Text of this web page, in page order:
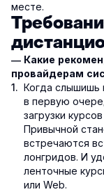
месте.
— Какие
провайдерам
Когда слышишь
в первую
загрузки
Привычной
встречаются
лонгридов. И
ленточные
или Web.